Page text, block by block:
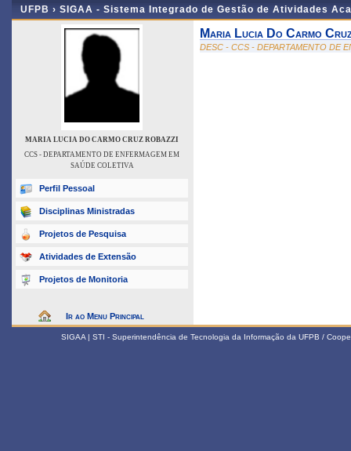
UFPB › SIGAA - Sistema Integrado de Gestão de Atividades
MARIA LUCIA DO CARMO CRUZ ROBAZZI
CCS - DEPARTAMENTO DE ENFERMAGEM EM
SAÚDE COLETIVA
Perfil Pessoal
Disciplinas Ministradas
Projetos de Pesquisa
Atividades de Extensão
Projetos de Monitoria
Ir ao Menu Principal
Maria Lucia Do Carmo
DESC - CCS - DEPARTAMENTO DE
SIGAA | STI - Superintendência de Tecnologia da Informação da UFPB /